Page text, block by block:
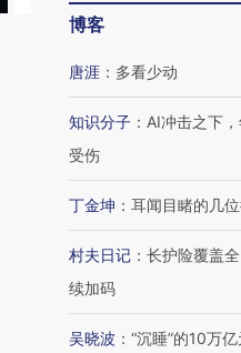
博客
唐涯 ： 多看少动
知识分子 ： AI冲击之下
受伤
丁金坤 ： 耳闻目睹的几
村夫日记 ： 长护险覆盖
续加码
吴晓波 ： “沉睡”的10万